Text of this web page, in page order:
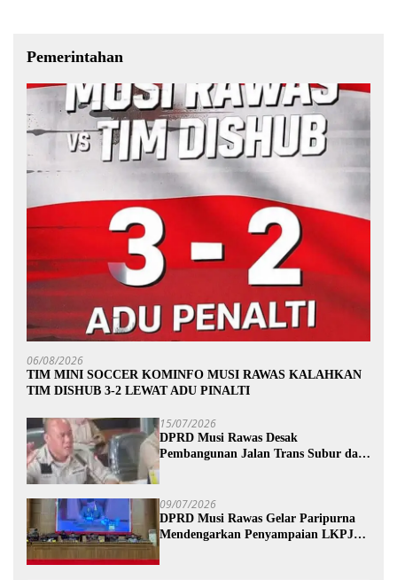
Pemerintahan
06/08/2026
TIM MINI SOCCER KOMINFO MUSI RAWAS KALAHKAN
TIM DISHUB 3-2 LEWAT ADU PINALTI
15/07/2026
DPRD Musi Rawas Desak
Pembangunan Jalan Trans Subur dan
09/07/2026
DPRD Musi Rawas Gelar Paripurna
Mendengarkan Penyampaian LKPJ